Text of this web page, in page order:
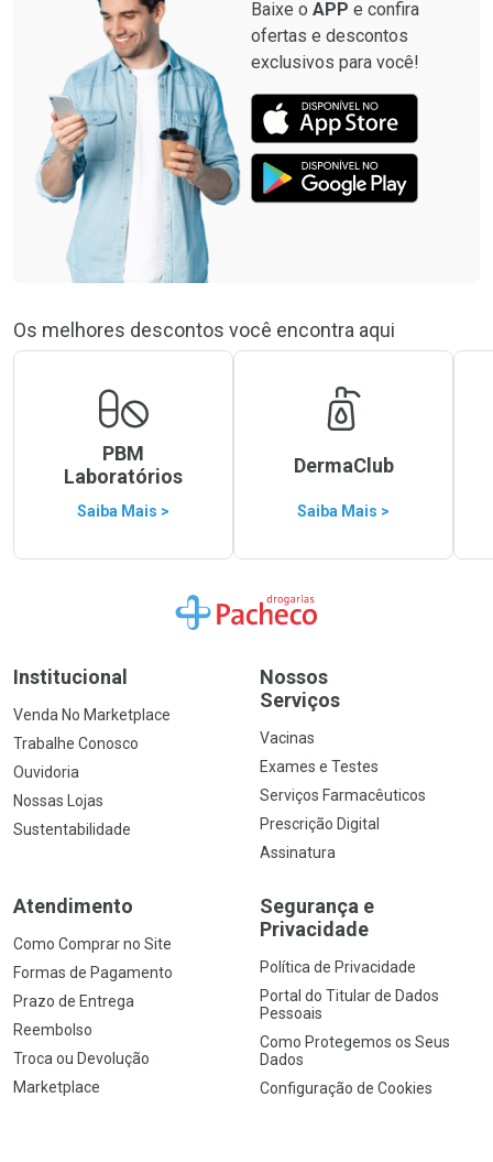
Baixe o APP e confira
ofertas e descontos
exclusivos para você!
Os melhores descontos você encontra aqui
PBM
Laboratórios
Saiba Mais >
DermaClub
Saiba Mais >
Ir para a Home
Institucional
Venda No Marketplace
Trabalhe Conosco
Ouvidoria
Nossas Lojas
Sustentabilidade
Nossos
Serviços
Vacinas
Exames e Testes
Serviços Farmacêuticos
Prescrição Digital
Assinatura
Atendimento
Como Comprar no Site
Formas de Pagamento
Prazo de Entrega
Reembolso
Troca ou Devolução
Marketplace
Segurança e
Privacidade
Política de Privacidade
Portal do Titular de Dados
Pessoais
Como Protegemos os Seus
Dados
Configuração de Cookies